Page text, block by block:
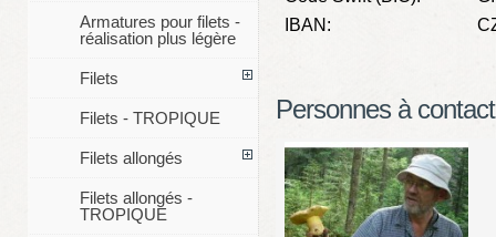
IBAN:
Personnes à
Armatures pour filets -
réalisation plus légère
Filets
Filets - TROPIQUE
Filets allongés
Filets allongés -
TROPIQUE